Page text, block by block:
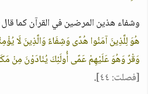
وشفاء هذين المرضين في القرآن كما
هُوَ لِلَّذِينَ آمَنُوا هُدًى وَشِفَاءٌ وَالَّذِينَ لَا
وَقْرٌ وَهُوَ عَلَيْهِمْ عَمًى أُولَئِكَ يُنَادَوْنَ مِنْ
[فصلت: ٤٤]
.